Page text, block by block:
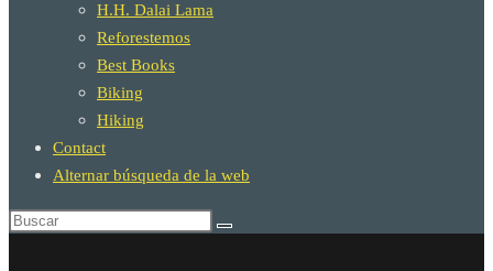
H.H. Dalai Lama
Reforestemos
Best Books
Biking
Hiking
Contact
Alternar búsqueda de la web